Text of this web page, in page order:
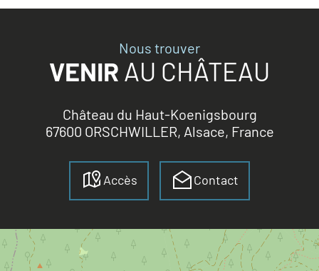
Nous trouver
VENIR AU CHÂTEAU
Château du Haut-Koenigsbourg
67600 ORSCHWILLER, Alsace, France
Accès Contact